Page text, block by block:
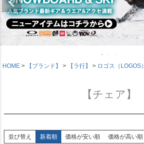
HOME 【ブランド】 【ラ行】 ロゴス（LOGOS）
【チェア】
並び替え 新着順 価格が安い順 価格が高い順